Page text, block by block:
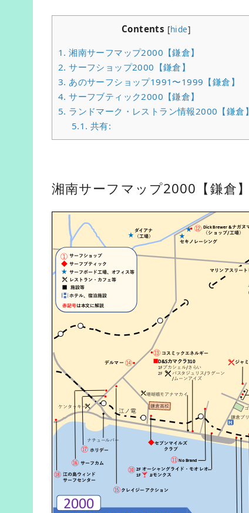
Contents [hide]
1. 湘南サーフマップ2000【鎌倉】
2. サーフショップ2000【鎌倉】
3. あのサーフショップ1991〜1999【鎌倉】
4. サーフブティック2000【鎌倉】
5. ランドマーク・レストラン情報2000【鎌倉】
5.1. 共有:
湘南サーフマップ2000【鎌倉】